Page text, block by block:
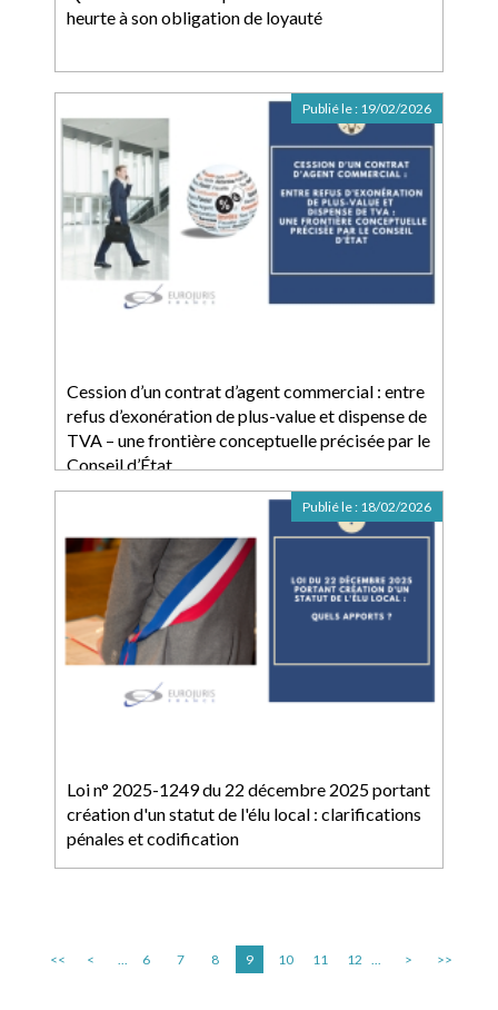
heurte à son obligation de loyauté
Cession d’un contrat d’agent commercial : entre
refus d’exonération de plus-value et dispense de
TVA – une frontière conceptuelle précisée par le
Conseil d’État
Publié le : 19/02/2026
Loi n° 2025-1249 du 22 décembre 2025 portant
création d'un statut de l'élu local : clarifications
pénales et codification
Publié le : 18/02/2026
<< < ... 6 7 8 9 10 11 12 ... > >>